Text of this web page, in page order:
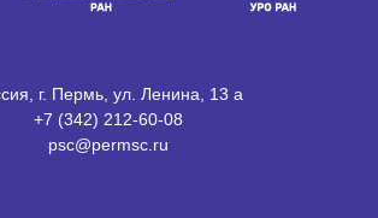
г. Пермь, ул. Ленина, 13 а
+7 (342) 212-60-08
psc@permsc.ru